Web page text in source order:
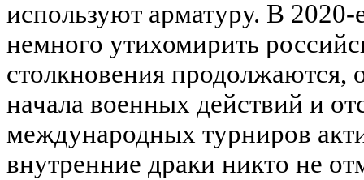
используют арматуру. В
немного утихомирить
столкновения продолжаются,
начала военных действий и
международных турниров
внутренние драки никто не